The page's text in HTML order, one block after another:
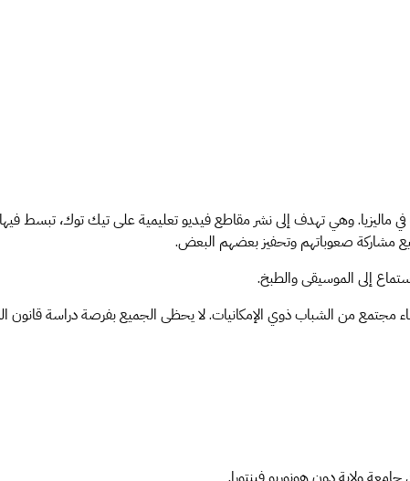
ماليزيا. وهي تهدف إلى نشر مقاطع فيديو تعليمية على تيك توك، تبسط
مشاركة صعوباتهم وتحفيز بعضهم البعض.
إلى الموسيقى والطبخ.
مجتمع من الشباب ذوي الإمكانيات. لا يحظى الجميع بفرصة دراسة قانون
ولاية دون هونوريو فينتورا.